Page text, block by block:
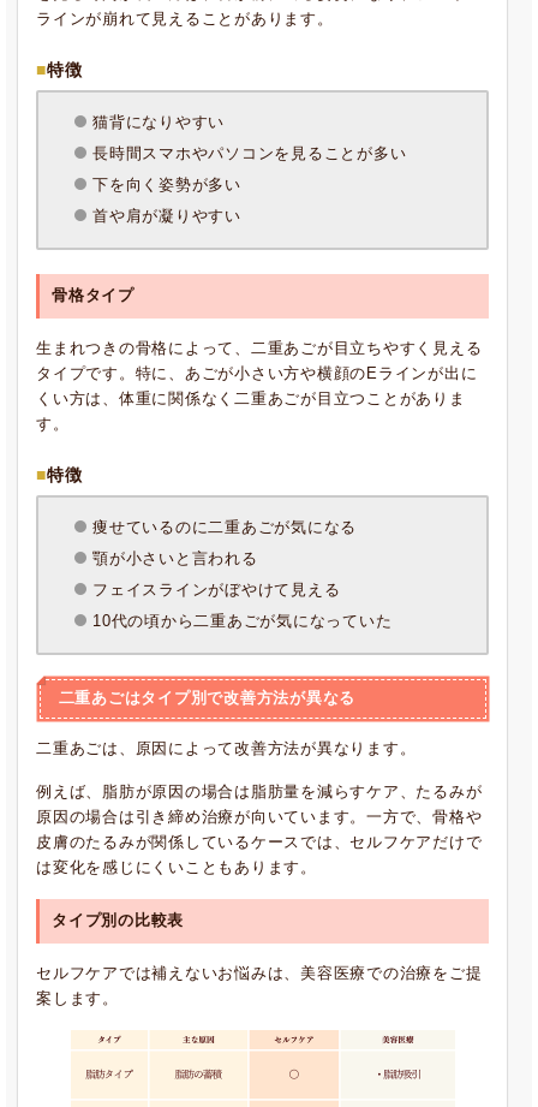
ラインが崩れて見えることがあります。
特徴
猫背になりやすい
長時間スマホやパソコンを見ることが多い
下を向く姿勢が多い
首や肩が凝りやすい
骨格タイプ
生まれつきの骨格によって、二重あごが目立ちやすく見える
タイプです。特に、あごが小さい方や横顔のEラインが出に
くい方は、体重に関係なく二重あごが目立つことがありま
す。
特徴
痩せているのに二重あごが気になる
顎が小さいと言われる
フェイスラインがぼやけて見える
10代の頃から二重あごが気になっていた
二重あごはタイプ別で改善方法が異なる
二重あごは、原因によって改善方法が異なります。
例えば、脂肪が原因の場合は脂肪量を減らすケア、たるみが
原因の場合は引き締め治療が向いています。一方で、骨格や
皮膚のたるみが関係しているケースでは、セルフケアだけで
は変化を感じにくいこともあります。
タイプ別の比較表
セルフケアでは補えないお悩みは、美容医療での治療をご提
案します。